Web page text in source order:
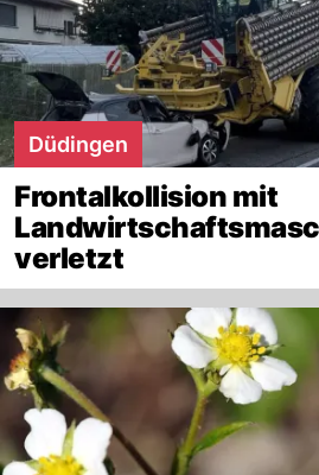
Düdingen
Frontalkollision mit
verletzt